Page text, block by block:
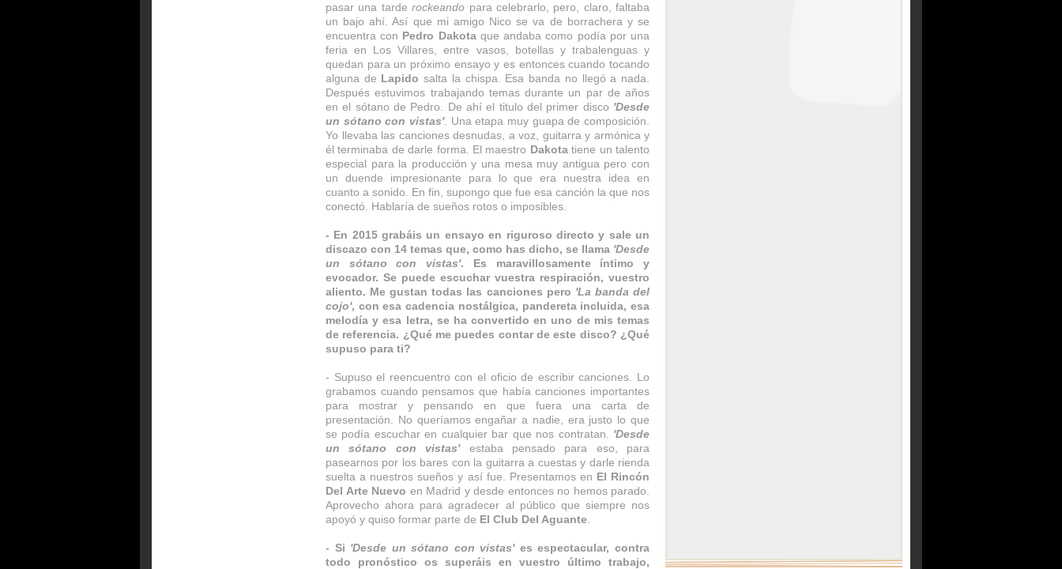
pasar una tarderockeando para celebrarlo, pero, claro, faltaba
un bajo ahí. Así que mi amigo Nico se va de borrachera y se
encuentra con Pedro Dakotaque andaba como podía por una
feria en Los Villares, entre vasos, botellas y trabalenguas y
quedan para un próximo ensayo y es entonces cuando tocando
alguna de Lapido salta la chispa. Esa banda no llegó a nada.
Después estuvimos trabajando temas durante un par de años
en el sótano de Pedro. De ahí el titulo del primer disco 'Desde
un sótano con vistas'. Una etapa muy guapa de composición.
Yo llevaba las canciones desnudas, a voz, guitarra y armónica y
él terminaba de darle forma. El maestro Dakotatiene un talento
especial para la producción y una mesa muy antigua pero con
un duende impresionante para lo que era nuestra idea en
cuanto a sonido. En fin, supongo que fue esa canción la que nos
conectó. Hablaría de sueños rotos o imposibles.
- En 2015 grabáis un ensayo en riguroso directo y sale un
discazo con 14 temas que, como has dicho, se llama 'Desde
un sótano con vistas'. Es maravillosamente íntimo y
evocador. Se puede escuchar vuestra respiración, vuestro
aliento. Me gustan todas las canciones pero 'La banda del
cojo', con esa cadencia nostálgica, pandereta incluida, esa
melodía y esa letra, se ha convertido en uno de mis temas
de referencia. ¿Qué me puedes contar de este disco? ¿Qué
supuso para ti?
- Supuso el reencuentro con el oficio de escribir canciones. Lo
grabamos cuando pensamos que había canciones importantes
para mostrar y pensando en que fuera una carta de
presentación. No queríamos engañar a nadie, era justo lo que
se podía escuchar en cualquier bar que nos contratan. 'Desde
un sótano con vistas'estaba pensado para eso, para
pasearnos por los bares con la guitarra a cuestas y darle rienda
suelta a nuestros sueños y así fue. Presentamos en El Rincón
Del Arte Nuevo en Madrid y desde entonces no hemos parado.
Aprovecho ahora para agradecer al público que siempre nos
apoyó y quiso formar parte de El Club Del Aguante
- Si 'Desde un sótano con vistas'es espectacular, contra
todo pronóstico os superáis en vuestro último trabajo,